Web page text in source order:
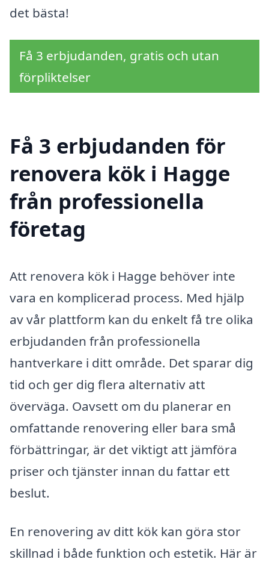
det bästa!
Få 3 erbjudanden, gratis och utan
förpliktelser
Få 3 erbjudanden för
renovera kök i Hagge
från professionella
företag
Att renovera kök i Hagge behöver inte
vara en komplicerad process. Med hjälp
av vår plattform kan du enkelt få tre olika
erbjudanden från professionella
hantverkare i ditt område. Det sparar dig
tid och ger dig flera alternativ att
överväga. Oavsett om du planerar en
omfattande renovering eller bara små
förbättringar, är det viktigt att jämföra
priser och tjänster innan du fattar ett
beslut.
En renovering av ditt kök kan göra stor
skillnad i både funktion och estetik. Här är